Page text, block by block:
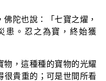
陀也說：「七寶之燿，
患。忍之為寶，終始獲
物，這種種的寶物的光耀
很貴重的；可是世間所看